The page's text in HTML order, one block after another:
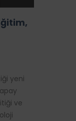
yeni
ve